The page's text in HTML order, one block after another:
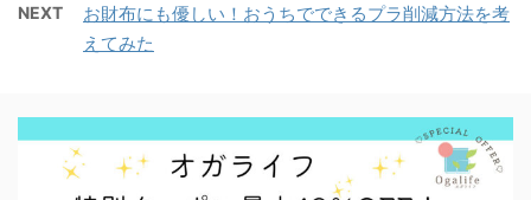
NEXT
お財布にも優しい！おうちでできるプラ削減方法を考
えてみた